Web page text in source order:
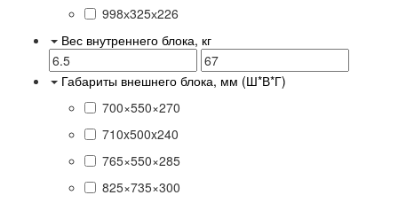
998х325х226
Вес внутреннего блока, кг
Габариты внешнего блока, мм (Ш*В*Г)
700×550×270
710x500x240
765×550×285
825×735×300